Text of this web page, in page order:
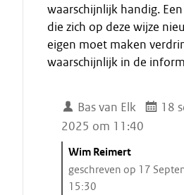
waarschijnlijk handig.
die zich op deze wijze
eigen moet maken
waarschijnlijk in de
Bas van Elk
18
2025 om 11:40
C
i
t
Wim Reimert
geschreven op 17
15:30